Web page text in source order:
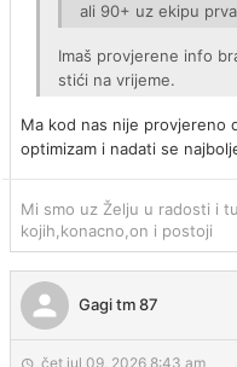
ali 90+ uz ekipu
Imaš provjerene info
stići na vrijeme.
Ma kod nas nije provjereno
optimizam i nadati se
Mi smo uz Želju u radosti i
kojih,konacno,on i postoji
Gagi tm 87
čet jul 09, 2026 8:43 am